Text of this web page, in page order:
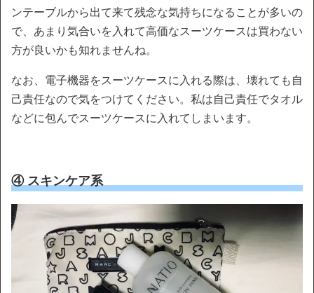
ンテーブルから出て来て残念な気持ちになることが多いの
で、あまり気合いを入れて高価なスーツケースは買わない
方が良いかも知れませんね。
なお、電子機器をスーツケースに入れる際は、壊れても自
己責任なので気をつけてください。私は自己責任でタオル
などに包んでスーツケースに入れてしまいます。
④ スキンケア系